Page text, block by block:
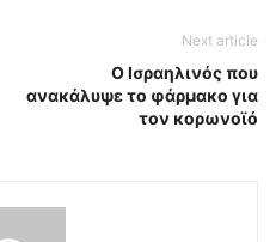
Next article
Ο Ισραηλινός που
ανακάλυψε το φάρμακο για
τον κορωνοϊό